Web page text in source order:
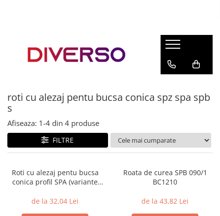
ASA
SILK
TPU
HIPS
MULTIMATERIAL
roti cu alezaj pentu bucsa conica spz spa spb
s
Afiseaza: 1-4 din 4 produse
FILTRE
Roti cu alezaj pentu bucsa
conica profil SPA (variante
de la 32,04 Lei
Roata de curea SPB 090/1
BC1210
de la 43,82 Lei